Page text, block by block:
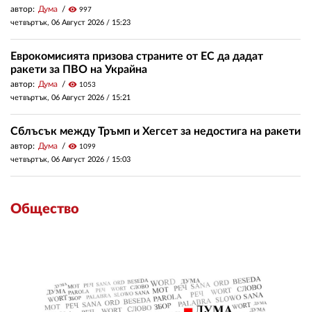
автор: Дума visibility 997
четвъртък, 06 Август 2026 / 15:23
Еврокомисията призова страните от ЕС да дадат
ракети за ПВО на Украйна
автор: Дума visibility 1053
четвъртък, 06 Август 2026 / 15:21
Сблъсък между Тръмп и Хегсет за недостига на ракети
автор: Дума visibility 1099
четвъртък, 06 Август 2026 / 15:03
Общество